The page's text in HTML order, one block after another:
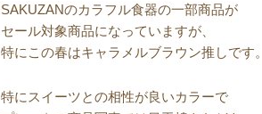
SAKUZANのカラフル食器の一部商品が
セール対象商品になっていますが、
特にこの春はキャラメルブラウン推しです。
特にスイーツとの相性が良いカラーで